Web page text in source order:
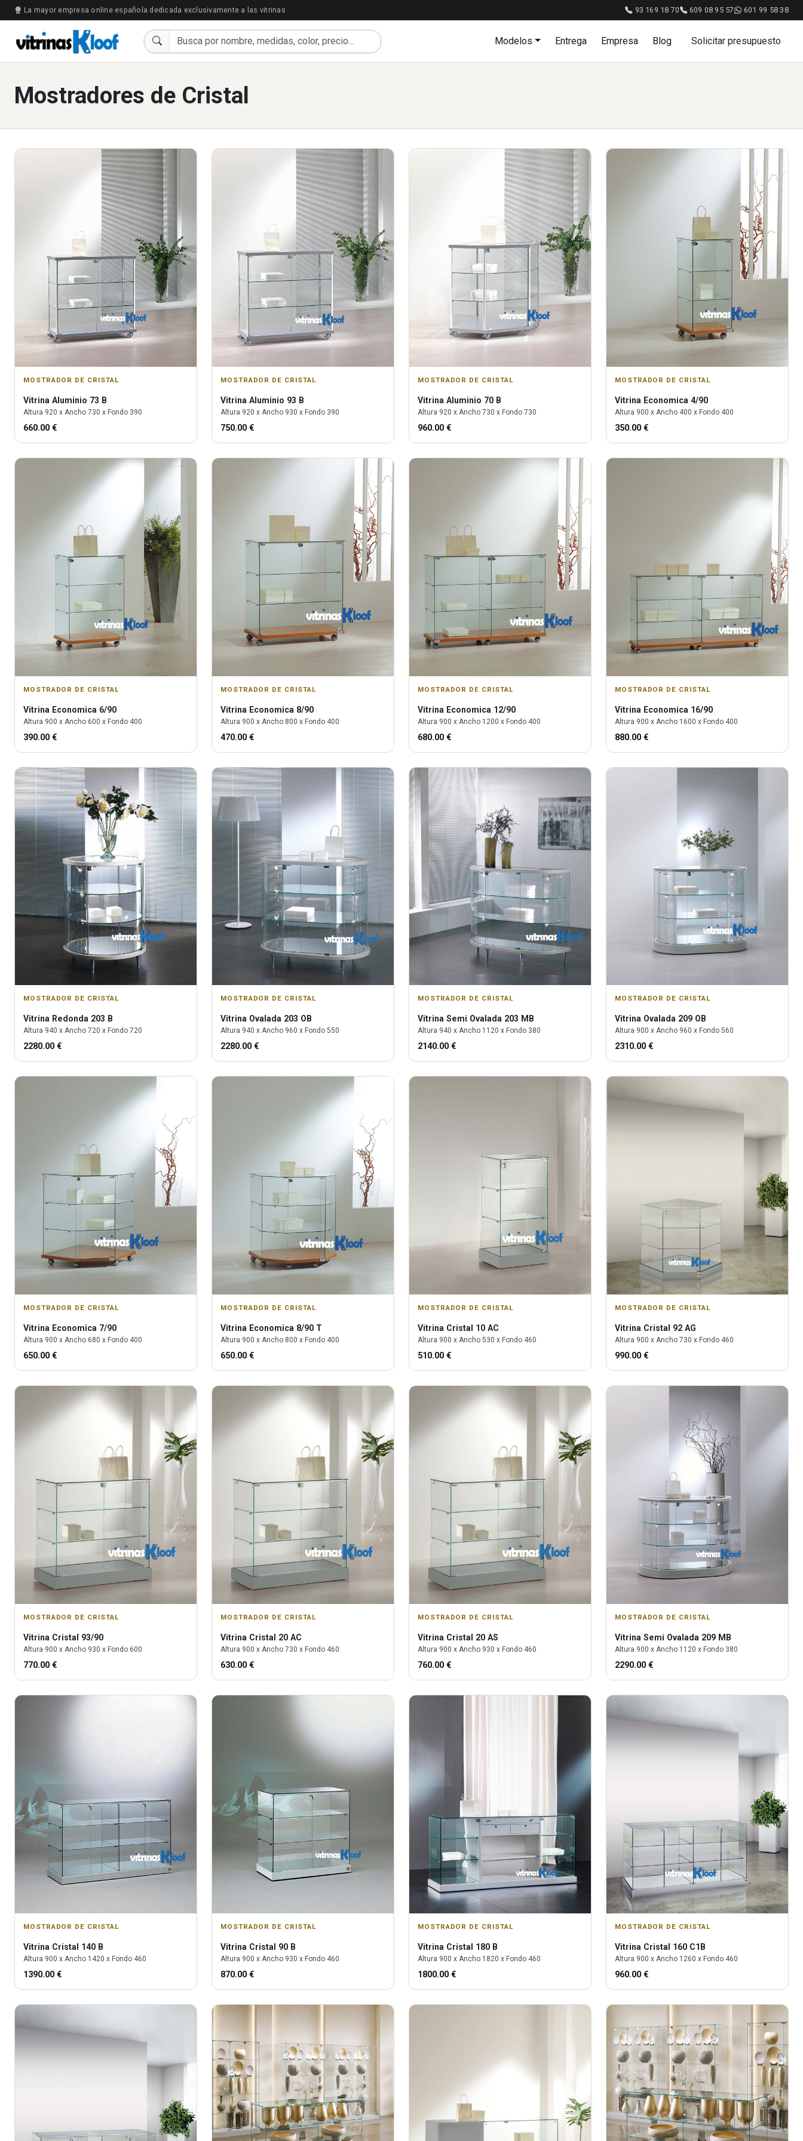
La mayor empresa online española dedicada exclusivamente a las vitrinas 93 169 18 70 609 08 95 57 601 99 58 38
Modelos Entrega Empresa Blog Solicitar presupuesto
Mostradores de Cristal
MOSTRADOR DE CRISTAL
Vitrina Aluminio 73 B
Altura 920 x Ancho 730 x Fondo 390
660.00 €
MOSTRADOR DE CRISTAL
Vitrina Aluminio 93 B
Altura 920 x Ancho 930 x Fondo 390
750.00 €
MOSTRADOR DE CRISTAL
Vitrina Aluminio 70 B
Altura 920 x Ancho 730 x Fondo 730
960.00 €
MOSTRADOR DE CRISTAL
Vitrina Economica 4/90
Altura 900 x Ancho 400 x Fondo 400
350.00 €
MOSTRADOR DE CRISTAL
Vitrina Economica 6/90
Altura 900 x Ancho 600 x Fondo 400
390.00 €
MOSTRADOR DE CRISTAL
Vitrina Economica 8/90
Altura 900 x Ancho 800 x Fondo 400
470.00 €
MOSTRADOR DE CRISTAL
Vitrina Economica 12/90
Altura 900 x Ancho 1200 x Fondo 400
680.00 €
MOSTRADOR DE CRISTAL
Vitrina Economica 16/90
Altura 900 x Ancho 1600 x Fondo 400
880.00 €
MOSTRADOR DE CRISTAL
Vitrina Redonda 203 B
Altura 940 x Ancho 720 x Fondo 720
2280.00 €
MOSTRADOR DE CRISTAL
Vitrina Ovalada 203 OB
Altura 940 x Ancho 960 x Fondo 550
2280.00 €
MOSTRADOR DE CRISTAL
Vitrina Semi Ovalada 203 MB
Altura 940 x Ancho 1120 x Fondo 380
2140.00 €
MOSTRADOR DE CRISTAL
Vitrina Ovalada 209 OB
Altura 900 x Ancho 960 x Fondo 560
2310.00 €
MOSTRADOR DE CRISTAL
Vitrina Economica 7/90
Altura 900 x Ancho 680 x Fondo 400
650.00 €
MOSTRADOR DE CRISTAL
Vitrina Economica 8/90 T
Altura 900 x Ancho 800 x Fondo 400
650.00 €
MOSTRADOR DE CRISTAL
Vitrina Cristal 10 AC
Altura 900 x Ancho 530 x Fondo 460
510.00 €
MOSTRADOR DE CRISTAL
Vitrina Cristal 92 AG
Altura 900 x Ancho 730 x Fondo 460
990.00 €
MOSTRADOR DE CRISTAL
Vitrina Cristal 93/90
Altura 900 x Ancho 930 x Fondo 600
770.00 €
MOSTRADOR DE CRISTAL
Vitrina Cristal 20 AC
Altura 900 x Ancho 730 x Fondo 460
630.00 €
MOSTRADOR DE CRISTAL
Vitrina Cristal 20 AS
Altura 900 x Ancho 930 x Fondo 460
760.00 €
MOSTRADOR DE CRISTAL
Vitrina Semi Ovalada 209 MB
Altura 900 x Ancho 1120 x Fondo 380
2290.00 €
MOSTRADOR DE CRISTAL
Vitrina Cristal 140 B
Altura 900 x Ancho 1420 x Fondo 460
1390.00 €
MOSTRADOR DE CRISTAL
Vitrina Cristal 90 B
Altura 900 x Ancho 930 x Fondo 460
870.00 €
MOSTRADOR DE CRISTAL
Vitrina Cristal 180 B
Altura 900 x Ancho 1820 x Fondo 460
1800.00 €
MOSTRADOR DE CRISTAL
Vitrina Cristal 160 C1B
Altura 900 x Ancho 1260 x Fondo 460
960.00 €